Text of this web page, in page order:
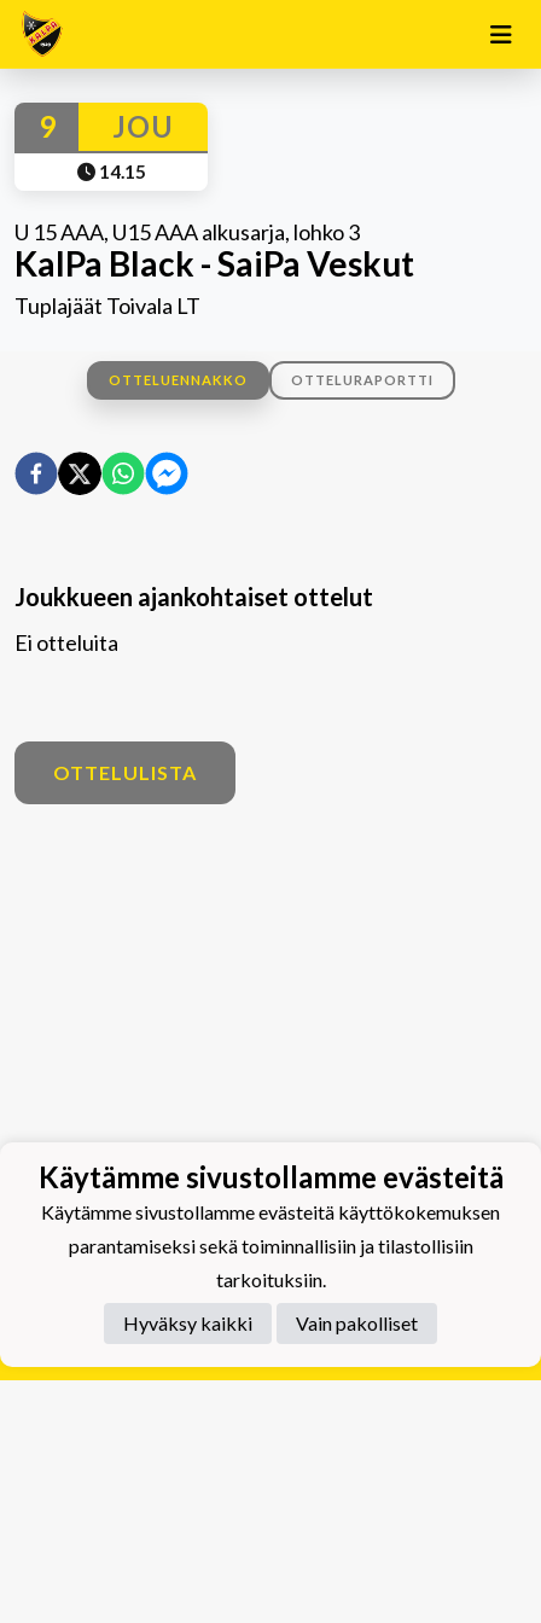
9 JOU
14.15
U 15 AAA, U15 AAA alkusarja, lohko 3
KalPa Black - SaiPa Veskut
Tuplajäät Toivala LT
OTTELUENNAKKO OTTELURAPORTTI
Joukkueen ajankohtaiset ottelut
Ei otteluita
OTTELULISTA
Tietosuojaseloste
Käytämme sivustollamme evästeitä
Käytämme sivustollamme evästeitä käyttökokemuksen
parantamiseksi sekä toiminnallisiin ja tilastollisiin
tarkoituksiin.
Hyväksy kaikki
Vain pakolliset